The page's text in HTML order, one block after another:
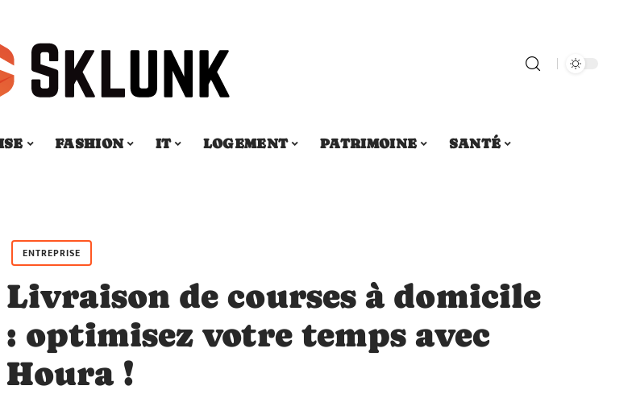
FASHION IT LOGEMENT PATRIMOINE
SANTÉ
ENTREPRISE
Livraison de courses à domicile
: optimisez votre temps avec
Houra !